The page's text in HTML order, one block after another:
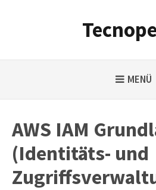
MENÜ
AWS IAM
(Identitäts- und